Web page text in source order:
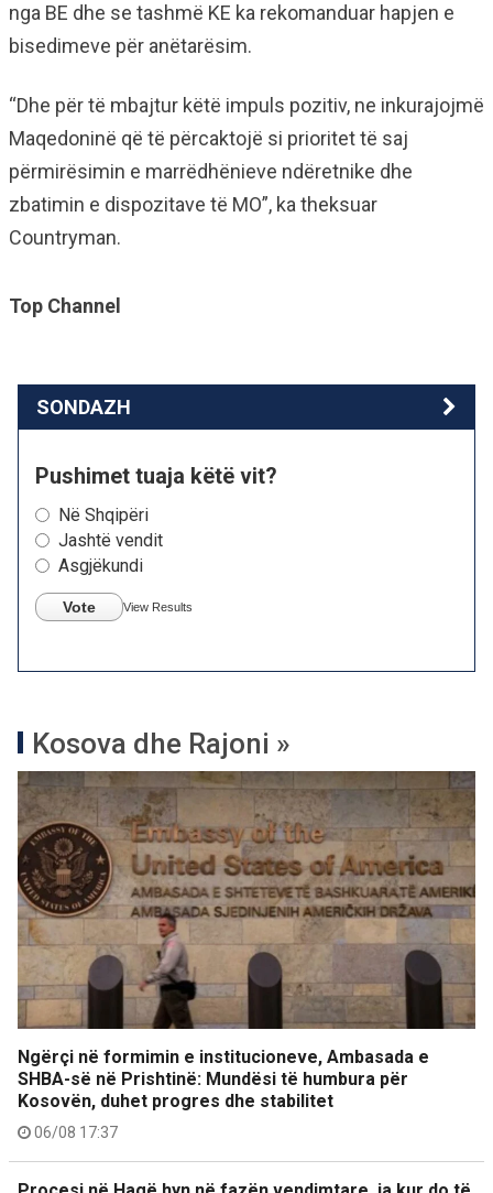
nga BE dhe se tashmë KE ka rekomanduar hapjen e
bisedimeve për anëtarësim.
“Dhe për të mbajtur këtë impuls pozitiv, ne inkurajojmë
Maqedoninë që të përcaktojë si prioritet të saj
përmirësimin e marrëdhënieve ndëretnike dhe
zbatimin e dispozitave të MO”, ka theksuar
Countryman.
Top Channel
SONDAZH
Pushimet tuaja këtë vit?
Në Shqipëri
Jashtë vendit
Asgjëkundi
Vote View Results
Kosova dhe Rajoni »
Ngërçi në formimin e institucioneve, Ambasada e
SHBA-së në Prishtinë: Mundësi të humbura për
Kosovën, duhet progres dhe stabilitet
06/08 17:37